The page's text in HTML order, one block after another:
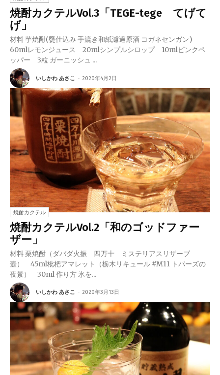
焼酎カクテルVol.3「TEGE-tege てげて
げ」
材料 芋焼酎(甕仕込み 手漉き和紙濾過原酒 コガネセンガン)
60mlレモンジュース 20mlシンプルシロップ 10mlピンクペ
ッパー 3粒 ガーニッシュ ...
いしかわ あさこ - 2020年4月2日
焼酎カクテル
焼酎カクテルVol.2「和のゴッドファー
ザー」
材料 栗焼酎（ダバダ火振 四万十 ミステリアスリザーブ
壺） 45ml枇杷アマレット（栃木リキュール #M11 トパーズの
夜景） 30ml 作り方 氷を...
いしかわ あさこ - 2020年3月13日